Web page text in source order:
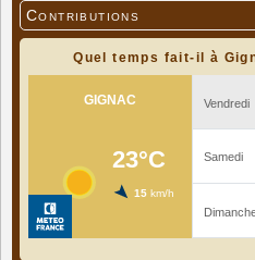
Contributions
Quel temps fait-il à